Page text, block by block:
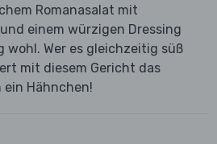
Romanasalat mit
einem würzigen Dressing
Wer es gleichzeitig süß
mit diesem Gericht das
ein Hähnchen!